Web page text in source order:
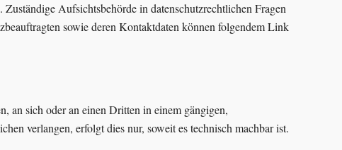
Aufsichtsbehörde in datenschutzrechtlichen Fragen
sowie deren Kontaktdaten können folgendem Link
an sich oder an einen Dritten in einem gängigen,
verlangen, erfolgt dies nur, soweit es technisch machbar ist.